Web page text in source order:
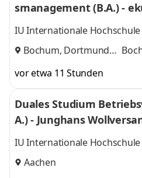
smanagement (B.A.) -
mbH & Co. KG
IU Internationale Hochschule
Bochum, Dortmund
vor etwa 11 Stunden
Duales Studium
A.) - Junghans
IU Internationale Hochschule
Aachen